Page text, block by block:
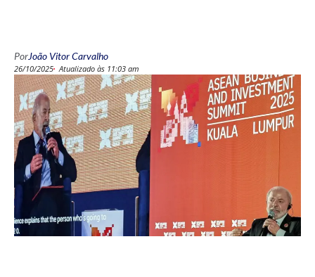
PorJoão Vitor Carvalho
26/10/2025 Atualizado às 11:03 am